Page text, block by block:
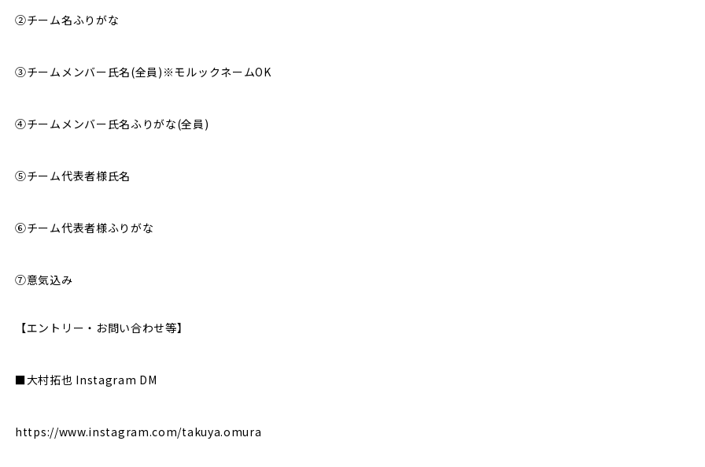
②チーム名ふりがな
③チームメンバー氏名(全員)※モルックネームOK
④チームメンバー氏名ふりがな(全員)
⑤チーム代表者様氏名
⑥チーム代表者様ふりがな
⑦意気込み
【エントリー・お問い合わせ等】
■大村拓也 Instagram DM
https://www.instagram.com/takuya.omura